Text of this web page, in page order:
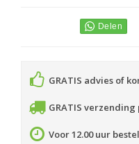
GRATIS advies of
GRATIS
Voor 12.00 uur